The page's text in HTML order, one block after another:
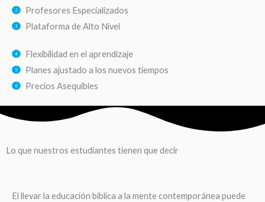
Profesores Especializados
Plataforma de Alto Nivel
Flexibilidad en el aprendizaje
Planes ajustado a los nuevos tiempos
Precios Asequibles
Lo que nuestros estudiantes tienen que decir
El llevar la educación bíblica a la mente contemporánea puede